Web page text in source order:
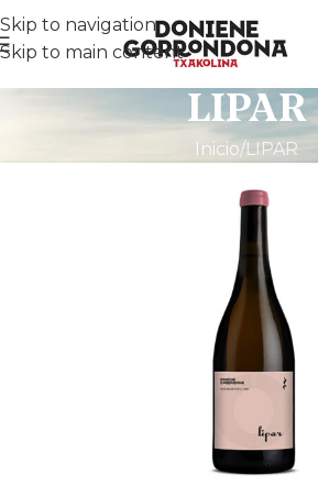
Skip to navigation
Skip to main content
LIPAR
Inicio LIPAR